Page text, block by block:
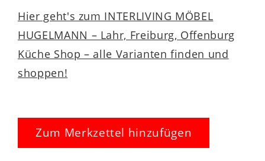
Hier geht's zum INTERLIVING MÖBEL
HUGELMANN – Lahr, Freiburg, Offenburg
Küche Shop – alle Varianten finden und
shoppen!
Zum Merkzettel hinzufügen